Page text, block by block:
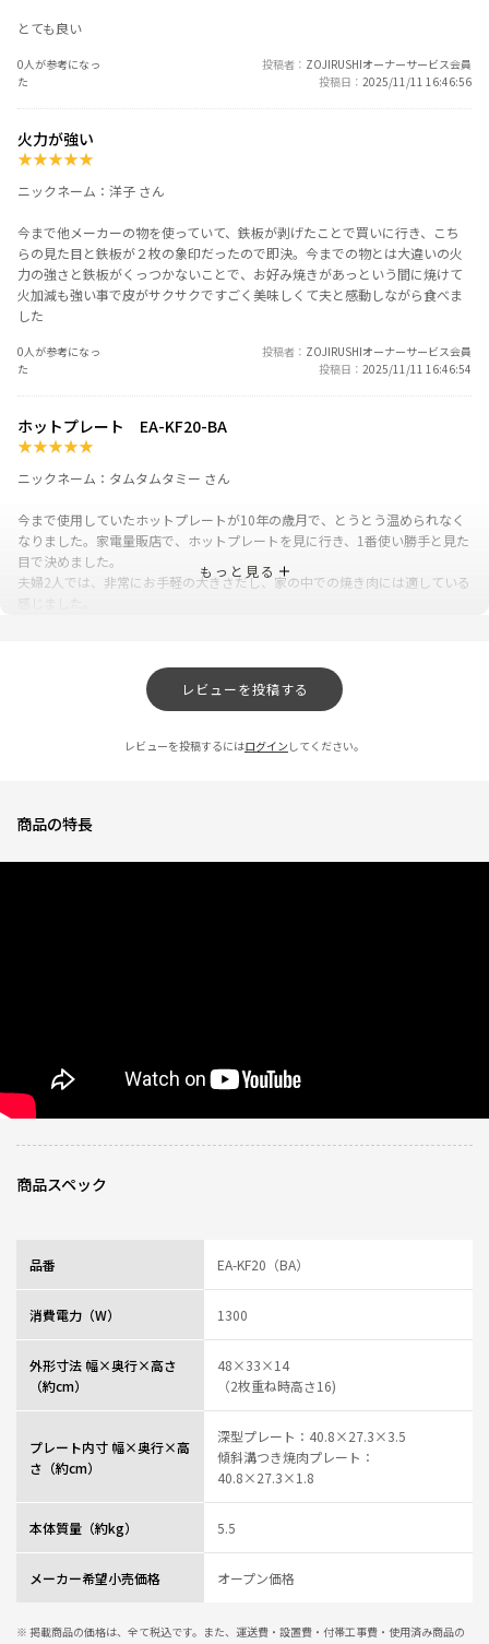
とても良い
0人が参考になっ
た
投稿者
ZOJIRUSHIオーナーサービス会員
投稿日
2025/11/11 16:46:56
火力が強い
★★★★★
ニックネーム：洋子 さん
今まで他メーカーの物を使っていて、鉄板が剥げたことで買いに行き、こち
らの見た目と鉄板が２枚の象印だったので即決。今までの物とは大違いの火
力の強さと鉄板がくっつかないことで、お好み焼きがあっという間に焼けて
火加減も強い事で皮がサクサクですごく美味しくて夫と感動しながら食べま
した
0人が参考になっ
た
投稿者
ZOJIRUSHIオーナーサービス会員
投稿日
2025/11/11 16:46:54
ホットプレート EA-KF20-BA
★★★★★
ニックネーム：タムタムタミー さん
今まで使用していたホットプレートが10年の歳月で、とうとう温められなく
なりました。家電量販店で、ホットプレートを見に行き、1番使い勝手と見た
目で決めました。
夫婦2人では、非常にお手軽の大きさだし、家の中での焼き肉には適している
た
投稿日
2025/05/14 15:18:15
もっと見る
レビューを投稿する
レビューを投稿するにはログイン してください。
商品の特長
商品スペック
品番 EA-KF20（BA）
消費電力（W） 1300
外形寸法 幅×奥行×高さ
（約cm）
48×33×14
（2枚重ね時高さ16)
プレート内寸 幅×奥行×高
さ（約cm）
深型プレート：40.8×27.3×3.5
傾斜溝つき焼肉プレート：
40.8×27.3×1.8
本体質量（約kg） 5.5
メーカー希望小売価格 オープン価格
※ 掲載商品の価格は、全て税込です。また、運送費・設置費・付帯工事費・使用済み商品の